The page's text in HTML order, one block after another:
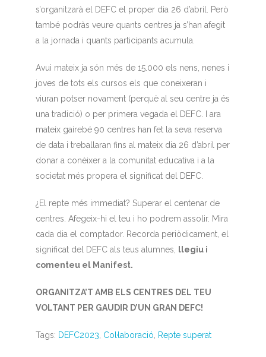
s’organitzarà el DEFC el proper dia 26 d’abril. Però
també podràs veure quants centres ja s’han afegit
a la jornada i quants participants acumula.
Avui mateix ja són més de 15.000 els nens, nenes i
joves de tots els cursos els que coneixeran i
viuran potser novament (perquè al seu centre ja és
una tradició) o per primera vegada el DEFC. I ara
mateix gairebé 90 centres han fet la seva reserva
de data i treballaran fins al mateix dia 26 d’abril per
donar a conèixer a la comunitat educativa i a la
societat més propera el significat del DEFC.
¿El repte més immediat? Superar el centenar de
centres. Afegeix-hi el teu i ho podrem assolir. Mira
cada dia el comptador. Recorda periòdicament, el
significat del DEFC als teus alumnes, llegiu i
comenteu el Manifest.
ORGANITZA’T AMB ELS CENTRES DEL TEU
VOLTANT PER GAUDIR D’UN GRAN DEFC!
Tags: DEFC2023, Col·laboració, Repte superat